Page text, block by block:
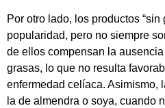
Por otro lado, los productos “sin
popularidad, pero no siempre
de ellos compensan la
grasas, lo que no resulta
enfermedad celíaca. Asimismo,
la de almendra o soya, cuando